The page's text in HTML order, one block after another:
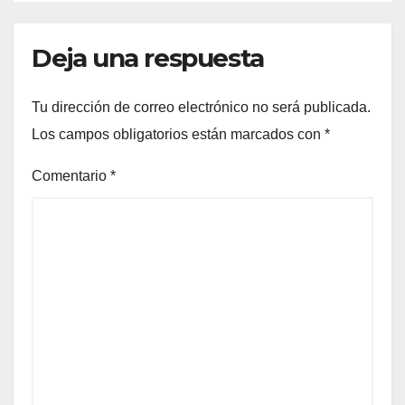
Deja una respuesta
Tu dirección de correo electrónico no será publicada.
Los campos obligatorios están marcados con *
Comentario *